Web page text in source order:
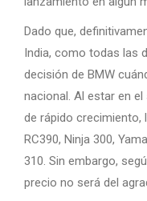
Dado que,
India, como todas las
decisión de BMW
nacional. Al estar en
de rápido crecimiento,
RC390, Ninja 300,
310. Sin embargo,
precio no será del